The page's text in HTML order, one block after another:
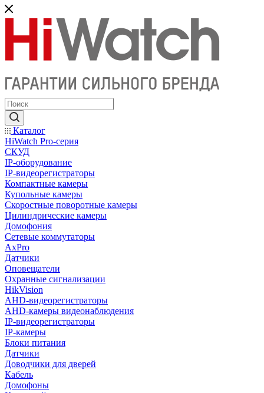
Каталог
HiWatch Pro-серия
CКУД
IP-оборудование
IP-видеорегистраторы
Компактные камеры
Купольные камеры
Скоростные поворотные камеры
Цилиндрические камеры
Домофония
Сетевые коммутаторы
AxPro
Датчики
Оповещатели
Охранные сигнализации
HikVision
AHD-видеорегистраторы
AHD-камеры видеонаблюдения
IP-видеорегистраторы
IP-камеры
Блоки питания
Датчики
Доводчики для дверей
Кабель
Домофоны